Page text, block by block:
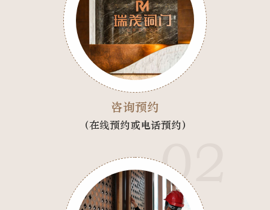
咨询预约
（在线预约或电话预约）
02